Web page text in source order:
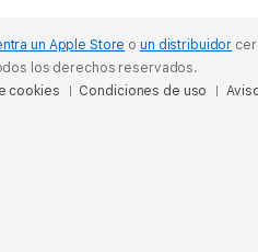
un Apple Store oun distribuidor
los derechos reservados.
cookies Condiciones de uso